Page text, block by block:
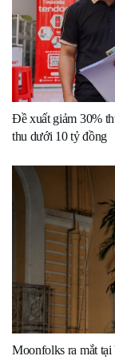
Đề xuất giảm 30%
thu dưới 10 tỷ đồng
Moonfolks ra mắt